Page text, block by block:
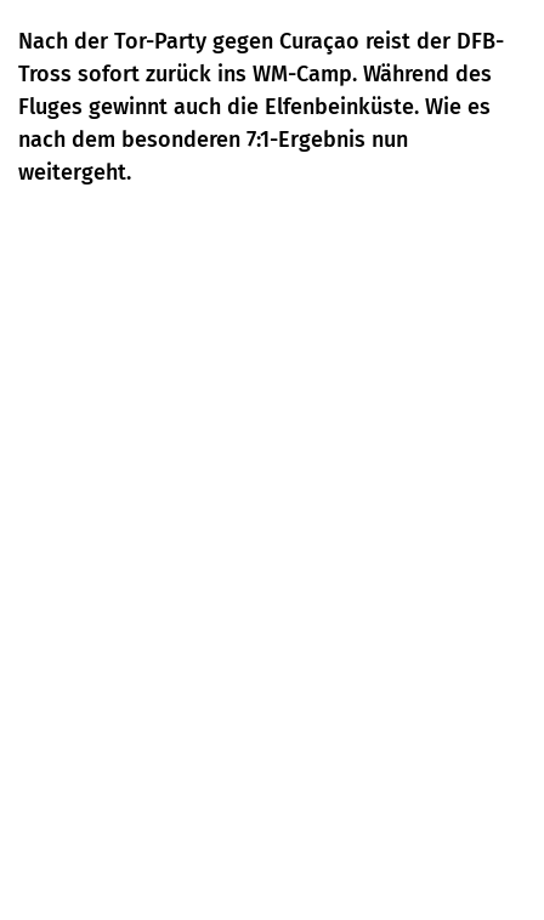
Nach der Tor-Party gegen Curaçao reist der DFB-
Tross sofort zurück ins WM-Camp. Während des
Fluges gewinnt auch die Elfenbeinküste. Wie es
nach dem besonderen 7:1-Ergebnis nun
weitergeht.